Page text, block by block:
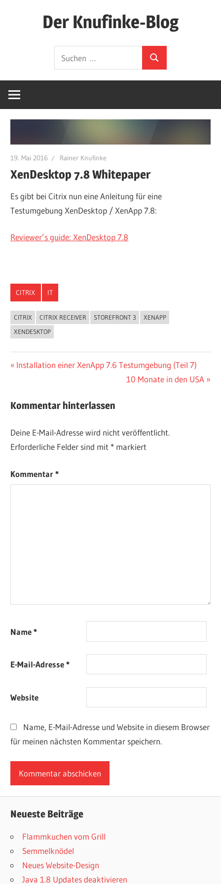
Der Knufinke-Blog
IT
nach:
Suchen
19. Mai 2016 Rainer Knufinke
XenDesktop 7.8 Whitepaper
Es gibt bei Citrix nun eine Anleitung für eine
Testumgebung XenDesktop / XenApp 7.8:
Reviewer’s guide: XenDesktop 7.8
CITRIX IT
CITRIX CITRIX RECEIVER STOREFRONT 3
XENAPP
XENDESKTOP
Beitragsnavigation
Vorheriger
Installation einer XenApp 7.6 Testumgebung (Teil 7)
Nächster
10 Monate in den USA
Kommentar hinterlassen
Deine E-Mail-Adresse wird nicht veröffentlicht.
Erforderliche Felder sind mit * markiert
Kommentar*
Name*
E-Mail-Adresse*
Website
Name, E-Mail-Adresse und Website in diesem Browser
für meinen nächsten Kommentar speichern.
Neueste Beiträge
Flammkuchen vom Grill
Semmelknödel
Neues Website-Design
Java 1.8 Updates deaktivieren